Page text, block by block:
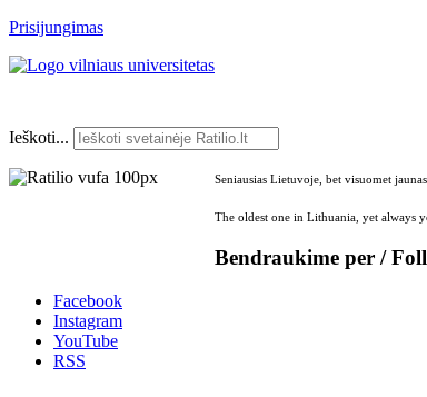
Prisijungimas
Ieškoti...
Seniausias Lietuvoje, bet visuomet
The oldest one in Lithuania, yet always
Bendraukime per /
Facebook
Instagram
YouTube
RSS